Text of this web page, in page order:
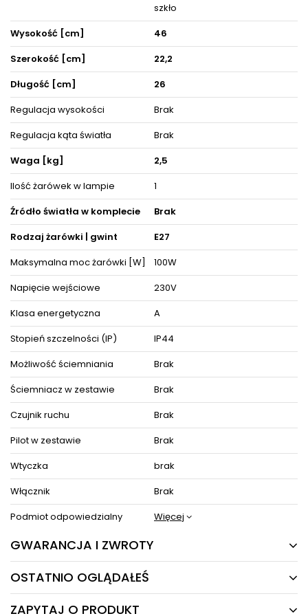
rozświetlisz wybrane powierzchnie, ale też zyskasz
zachwycającą i cieszącą oko dekorację, która nada wnętrzom
niepowtarzalnego wyglądu i elegancji, akcentując zarazem ich
detale i wystrój pośród pozostałych mebli i akcesoriów
wyposażenia wnętrz.
Oświetlenie doskonale prezentuje się pojedynczo oraz w
towarzystwie innych lamp jako instalacje świetlne, dzięki czemu
można dopasować je do różnego typu pomieszczeń.
Produkt posiada certyfikaty zgodności i objęty jest gwarancją
producenta.
Zestaw zawiera instrukcję obsługi oraz elementy niezbędne do
złożenia sprzętu.
ZOBACZ PODOBNE PRODUKTY W KATEGORIACH
szkło
Wysokość [cm]
46
Szerokość [cm]
22,2
Długość [cm]
26
Regulacja wysokości
Brak
Regulacja kąta światła
Brak
Waga [kg]
2,5
Ilość żarówek w lampie
1
Źródło światła w komplecie
Brak
Rodzaj żarówki | gwint
E27
Maksymalna moc żarówki [W]
100W
Napięcie wejściowe
230V
Klasa energetyczna
A
Stopień szczelności (IP)
IP44
Możliwość ściemniania
Brak
Ściemniacz w zestawie
Brak
Czujnik ruchu
Brak
Pilot w zestawie
Brak
Wtyczka
brak
Włącznik
Brak
Podmiot odpowiedzialny
Więcej
GWARANCJA I ZWROTY
24 MIESIĄCE
Producent gwarantuje naprawę lub wymianę sprzętu
OSTATNIO OGLĄDAŁEŚ
ZAPYTAJ O PRODUKT